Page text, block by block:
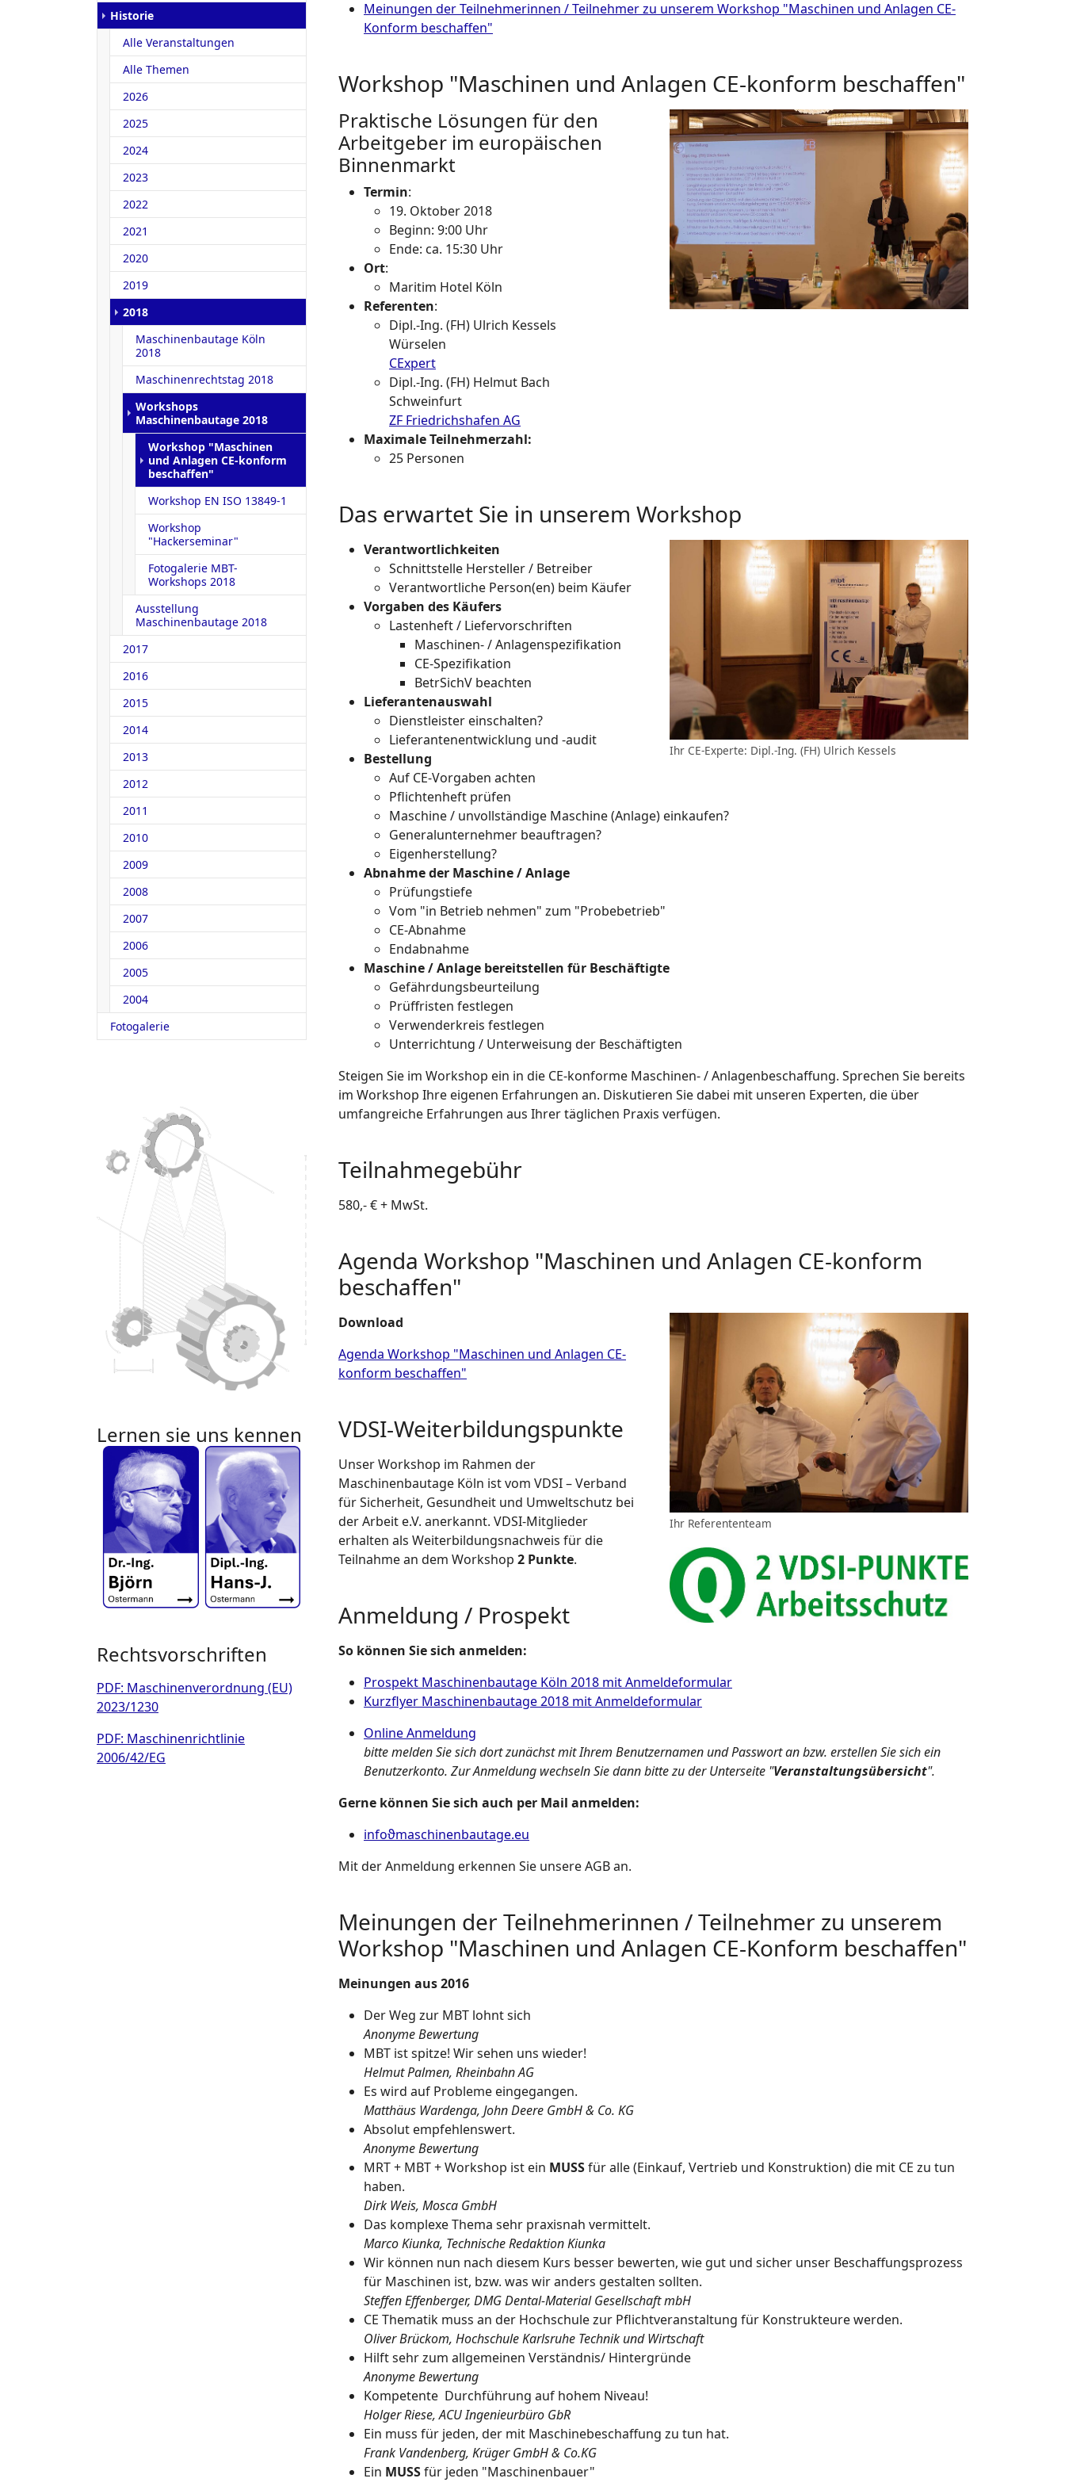
Meinungen der Teilnehmerinnen / Teilnehmer zu unserem Workshop "Maschinen und Anlagen CE-
Konform beschaffen"
Workshop "Maschinen und Anlagen CE-konform beschaffen"
Show larger version
Praktische Lösungen für den
Arbeitgeber im europäischen
Binnenmarkt
Termin:
19. Oktober 2018
Beginn: 9:00 Uhr
Ende: ca. 15:30 Uhr
Ort:
Maritim Hotel Köln
Referenten:
Dipl.-Ing. (FH) Ulrich Kessels
Würselen
CExpert
Dipl.-Ing. (FH) Helmut Bach
Schweinfurt
ZF Friedrichshafen AG
Maximale Teilnehmerzahl:
25 Personen
Das erwartet Sie in unserem Workshop
Show larger version
Ihr CE-Experte: Dipl.-Ing. (FH) Ulrich Kessels
Verantwortlichkeiten
Schnittstelle Hersteller / Betreiber
Verantwortliche Person(en) beim Käufer
Vorgaben des Käufers
Lastenheft / Liefervorschriften
Maschinen- / Anlagenspezifikation
CE-Spezifikation
BetrSichV beachten
Lieferantenauswahl
Dienstleister einschalten?
Lieferantenentwicklung und -audit
Bestellung
Auf CE-Vorgaben achten
Pflichtenheft prüfen
Maschine / unvollständige Maschine (Anlage) einkaufen?
Generalunternehmer beauftragen?
Eigenherstellung?
Abnahme der Maschine / Anlage
Prüfungstiefe
Vom "in Betrieb nehmen" zum "Probebetrieb"
CE-Abnahme
Endabnahme
Maschine / Anlage bereitstellen für Beschäftigte
Gefährdungsbeurteilung
Prüffristen festlegen
Verwenderkreis festlegen
Unterrichtung / Unterweisung der Beschäftigten
Steigen Sie im Workshop ein in die CE-konforme Maschinen- / Anlagenbeschaffung. Sprechen Sie bereits
im Workshop Ihre eigenen Erfahrungen an. Diskutieren Sie dabei mit unseren Experten, die über
umfangreiche Erfahrungen aus Ihrer täglichen Praxis verfügen.
Teilnahmegebühr
580,- € + MwSt.
Agenda Workshop "Maschinen und Anlagen CE-konform
beschaffen"
Show larger version
Ihr Referententeam
Download
Agenda Workshop "Maschinen und Anlagen CE-
konform beschaffen"
VDSI-Weiterbildungspunkte
Unser Workshop im Rahmen der
Maschinenbautage Köln ist vom VDSI – Verband
für Sicherheit, Gesundheit und Umweltschutz bei
der Arbeit e.V. anerkannt. VDSI-Mitglieder
erhalten als Weiterbildungsnachweis für die
Teilnahme an dem Workshop 2 Punkte.
Anmeldung / Prospekt
So können Sie sich anmelden:
Prospekt Maschinenbautage Köln 2018 mit Anmeldeformular
Kurzflyer Maschinenbautage 2018 mit Anmeldeformular
Online Anmeldung
bitte melden Sie sich dort zunächst mit Ihrem Benutzernamen und Passwort an bzw. erstellen Sie sich ein
Benutzerkonto. Zur Anmeldung wechseln Sie dann bitte zu der Unterseite "Veranstaltungsübersicht".
Gerne können Sie sich auch per Mail anmelden:
infoϑmaschinenbautage.eu
Mit der Anmeldung erkennen Sie unsere AGB an.
Meinungen der Teilnehmerinnen / Teilnehmer zu unserem
Workshop "Maschinen und Anlagen CE-Konform beschaffen"
Meinungen aus 2016
Der Weg zur MBT lohnt sich
Anonyme Bewertung
MBT ist spitze! Wir sehen uns wieder!
Helmut Palmen, Rheinbahn AG
Es wird auf Probleme eingegangen.
Matthäus Wardenga, John Deere GmbH & Co. KG
Absolut empfehlenswert.
Anonyme Bewertung
MRT + MBT + Workshop ist ein MUSSfür alle (Einkauf, Vertrieb und Konstruktion) die mit CE zu tun
haben.
Dirk Weis, Mosca GmbH
Das komplexe Thema sehr praxisnah vermittelt.
Marco Kiunka, Technische Redaktion Kiunka
Wir können nun nach diesem Kurs besser bewerten, wie gut und sicher unser Beschaffungsprozess
für Maschinen ist, bzw. was wir anders gestalten sollten.
Steffen Effenberger, DMG Dental-Material Gesellschaft mbH
CE Thematik muss an der Hochschule zur Pflichtveranstaltung für Konstrukteure werden.
Oliver Brückom, Hochschule Karlsruhe Technik und Wirtschaft
Hilft sehr zum allgemeinen Verständnis/ Hintergründe
Anonyme Bewertung
Kompetente Durchführung auf hohem Niveau!
Holger Riese, ACU Ingenieurbüro GbR
Ein muss für jeden, der mit Maschinebeschaffung zu tun hat.
Frank Vandenberg, Krüger GmbH & Co.KG
Ein MUSSfür jeden "Maschinenbauer"
Historie
Alle Veranstaltungen
Alle Themen
2026
2025
2024
2023
2022
2021
2020
2019
2018
Maschinenbautage Köln
2018
Maschinenrechtstag 2018
Workshops
Maschinenbautage 2018
Workshop "Maschinen
und Anlagen CE-konform
beschaffen"
Workshop EN ISO 13849-1
Workshop
"Hackerseminar"
Fotogalerie MBT-
Workshops 2018
Ausstellung
Maschinenbautage 2018
2017
2016
2015
2014
2013
2012
2011
2010
2009
2008
2007
2006
2005
2004
Fotogalerie
Lernen sie uns kennen
Rechtsvorschriften
PDF: Maschinenverordnung (EU)
2023/1230
PDF: Maschinenrichtlinie
2006/42/EG